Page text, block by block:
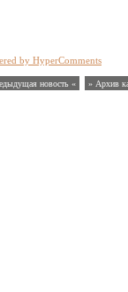
by HyperComments
новость « » Архив